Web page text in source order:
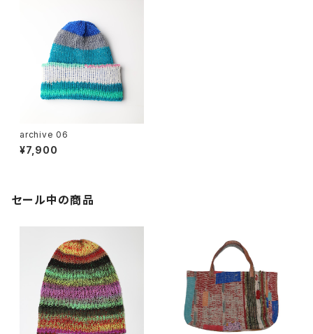
archive 06
¥7,900
セール中の商品